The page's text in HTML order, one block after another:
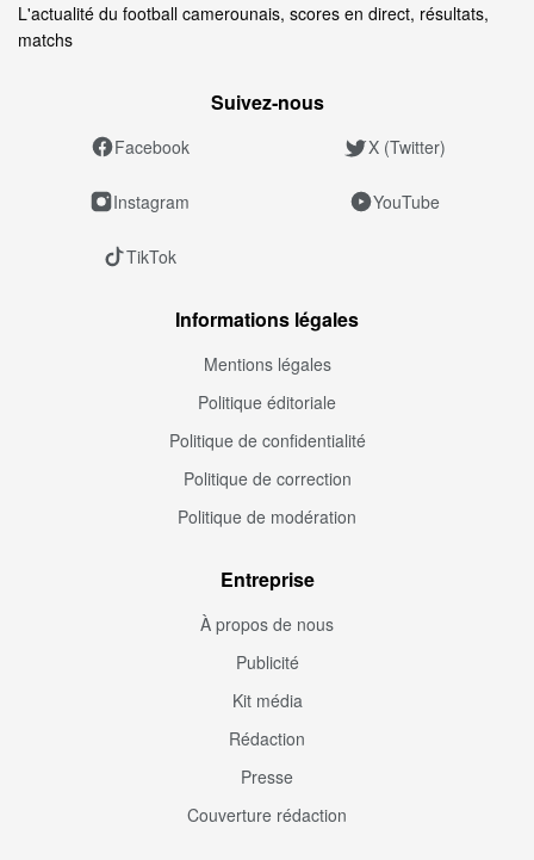
L'actualité du football camerounais, scores en direct, résultats,
matchs
Suivez‑nous
Facebook X (Twitter)
Instagram YouTube
TikTok
Informations légales
Mentions légales
Politique éditoriale
Politique de confidentialité
Politique de correction
Politique de modération
Entreprise
À propos de nous
Publicité
Kit média
Rédaction
Presse
Couverture rédaction